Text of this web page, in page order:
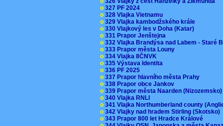
o 327 PF 2024
o 328 Vlajka Vietnamu
o 329 Vlajka kambodžského krále
o 330 Vlajkový les v Doha (Katar)
o 331 Prapor Jenštejna
o 332 Vlajka Brandýsa nad Labem - Staré
o 333 Prapor města Louny
o 334 Vlajka 8ČNVK
o 335 Výstava Identita
o 336 PF 2025
o 337 Prapor hlavního města Prahy
o 338 Prapor obce Jankov
o 339 Prapor města Naarden
o 340 Vlajka RNLI
o 341 Vlajka Northumberland county
o 342 Vlajky nad hradem Stirling (Skotsko)
o 343 Prapor 800 let Hradce Králové